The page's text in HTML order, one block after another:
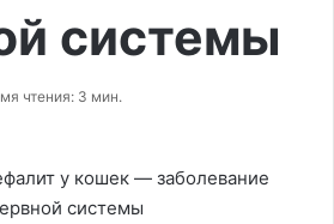
системы
чтения: 3 мин.